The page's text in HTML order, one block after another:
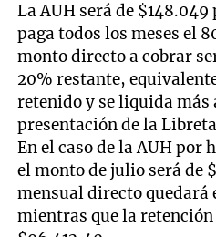
La AUH será de
paga todos los meses el
monto directo a cobrar
20% restante,
retenido y se liquida más
presentación de la
En el caso de la AUH por
el monto de julio será de
mensual directo quedará
mientras que la retención